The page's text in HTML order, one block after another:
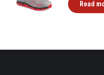
Read